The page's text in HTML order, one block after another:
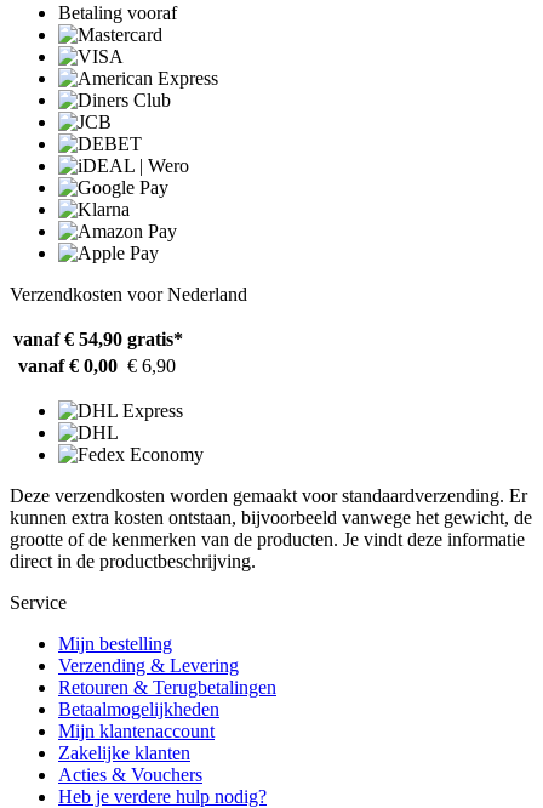
Betaling vooraf
Verzendkosten voor Nederland
vanaf € 54,90 gratis*
vanaf € 0,00 € 6,90
Deze verzendkosten worden gemaakt voor standaardverzending. Er
kunnen extra kosten ontstaan, bijvoorbeeld vanwege het gewicht, de
grootte of de kenmerken van de producten. Je vindt deze informatie
direct in de productbeschrijving.
Service
Mijn bestelling
Verzending & Levering
Retouren & Terugbetalingen
Betaalmogelijkheden
Mijn klantenaccount
Zakelijke klanten
Acties & Vouchers
Heb je verdere hulp nodig?